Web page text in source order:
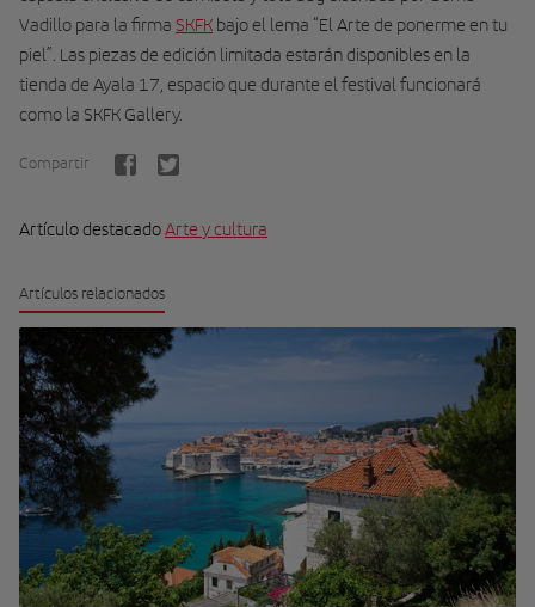
Vadillo para la firma SKFK bajo el lema “El Arte de ponerme en tu
piel”. Las piezas de edición limitada estarán disponibles en la
tienda de Ayala 17, espacio que durante el festival funcionará
como la SKFK Gallery.
Compartir
Artículo destacadoArte y cultura
Artículos relacionados